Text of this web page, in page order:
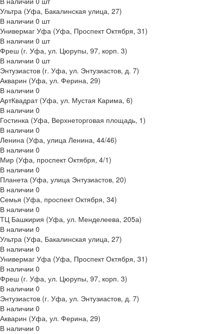
Ультра (Уфа, Бакалинская улица, 27)
В наличии 0 шт
Универмаг Уфа (Уфа, Проспект Октября, 31)
В наличии 0 шт
Фреш (г‌. Уфа, ул. Цюрупы, 97, корп. 3)
В наличии 0 шт
Энтузиастов (г. Уфа, ул. Энтузиастов, д. 7)
Акварин (Уфа, ул. Ферина, 29)
В наличии 0
АртКвадрат (Уфа, ул. Мустая Карима, 6)
В наличии 0
Гостинка (Уфа, Верхнеторговая площадь, 1)
В наличии 0
Ленина (Уфа, улица Ленина, 44/46)
В наличии 0
Мир (Уфа, проспект Октября, 4/1)
В наличии 0
Планета (Уфа, улица Энтузиастов, 20)
В наличии 0
Семья (Уфа, проспект Октября, 34)
В наличии 0
ТЦ Башкирия (Уфа, ул. Менделеева, 205а)
В наличии 0
Ультра (Уфа, Бакалинская улица, 27)
В наличии 0
Универмаг Уфа (Уфа, Проспект Октября, 31)
В наличии 0
Фреш (г‌. Уфа, ул. Цюрупы, 97, корп. 3)
В наличии 0
Энтузиастов (г. Уфа, ул. Энтузиастов, д. 7)
В наличии 0
Акварин (Уфа, ул. Ферина, 29)
В наличии 0